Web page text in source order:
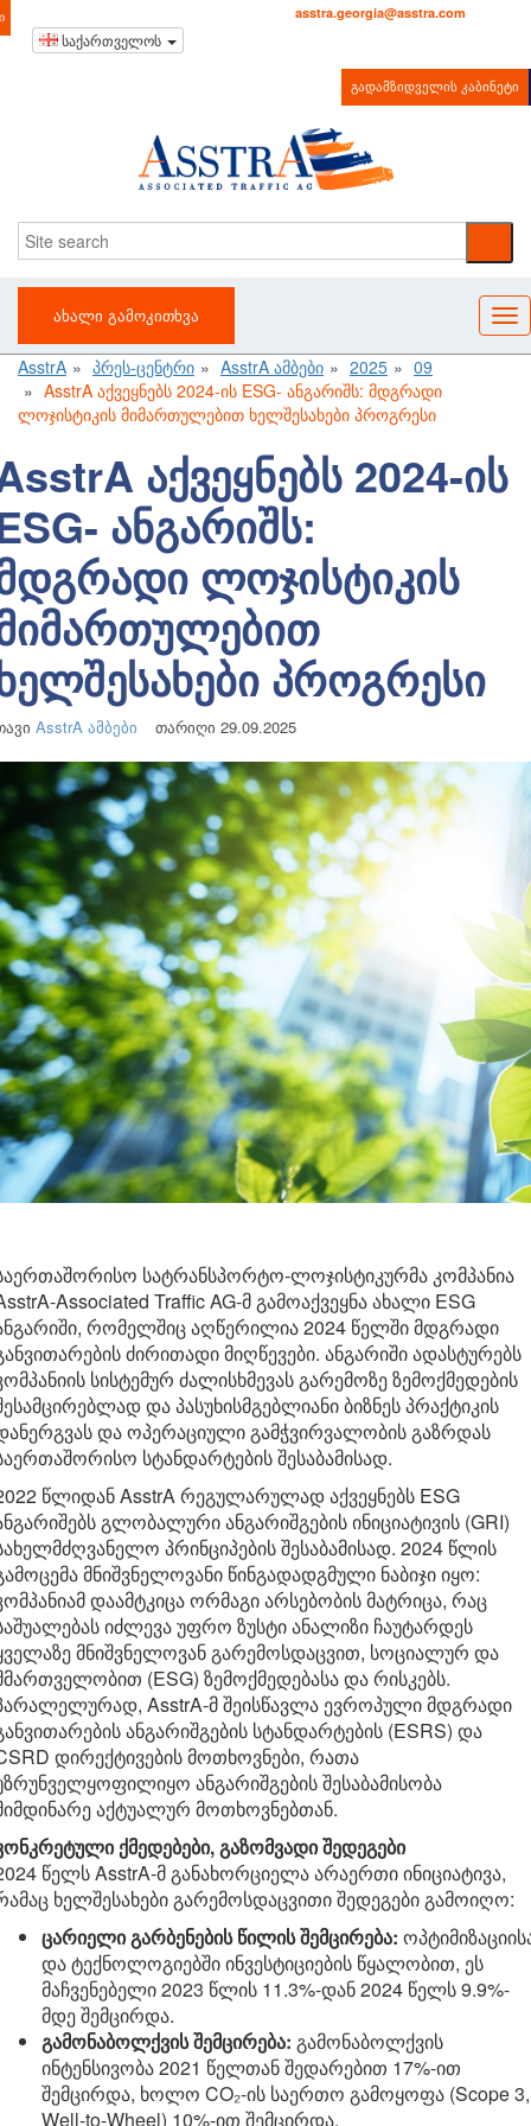
asstra.georgia@asstra.com
საქართველოს
ᲒᲐᲓᲐᲛᲖᲘᲓᲕᲔᲚᲘᲡ ᲙᲐᲑᲘᲜᲔᲢᲘ
ᲐᲮᲐᲚᲘ ᲒᲐᲛᲝᲙᲘᲗᲮᲕᲐ
AsstrA პრეს-ცენტრი AsstrA ამბები 2025
09
AsstrA აქვეყნებს 2024-ის ESG- ანგარიშს: მდგრადი
ლოჯისტიკის მიმართულებით ხელშესახები პროგრესი
აქვეყნებს 2024-ის
ანგარიშს:
ლოჯისტიკის
პროგრესი
AsstrA ამბები თარიღი 29.09.2025
სატრანსპორტო-ლოჯისტიკურმა კომპანია
Associated Traffic AG-მ გამოაქვეყნა ახალი ESG
რომელშიც აღწერილია 2024 წელში მდგრადი
ძირითადი მიღწევები. ანგარიში ადასტურებს
სისტემურ ძალისხმევას გარემოზე ზემოქმედების
და პასუხისმგებლიანი ბიზნეს პრაქტიკის
და ოპერაციული გამჭვირვალობის გაზრდას
სტანდარტების შესაბამისად.
წლიდან AsstrA რეგულარულად აქვეყნებს ESG
გლობალური ანგარიშგების ინიციატივის (GRI)
პრინციპების შესაბამისად. 2024 წლის
მნიშვნელოვანი წინგადადგმული ნაბიჯი იყო:
დაამტკიცა ორმაგი არსებობის მატრიცა, რაც
იძლევა უფრო ზუსტი ანალიზი ჩაუტარდეს
მნიშვნელოვან გარემოსდაცვით, სოციალურ და
(ESG) ზემოქმედებასა და რისკებს.
AsstrA-მ შეისწავლა ევროპული მდგრადი
ანგარიშგების სტანდარტების (ESRS) და
დირექტივების მოთხოვნები, რათა
ანგარიშგების შესაბამისობა
აქტუალურ მოთხოვნებთან.
ქმედებები, გაზომვადი შედეგები
წელს AsstrA-მ განახორციელა არაერთი ინიციატივა,
ხელშესახები გარემოსდაცვითი შედეგები გამოიღო:
ცარიელი გარბენების წილის შემცირება:
და ტექნოლოგიებში ინვესტიციების წყალობით, ეს
მაჩვენებელი 2023 წლის 11.3%-დან 2024 წელს 9.9%-
მდე შემცირდა.
გამონაბოლქვის შემცირება: გამონაბოლქვის
ინტენსივობა 2021 წელთან შედარებით 17%-ით
შემცირდა, ხოლო CO₂-ის საერთო გამოყოფა (Scope 3,
Well-to-Wheel) 10%-ით შემცირდა.